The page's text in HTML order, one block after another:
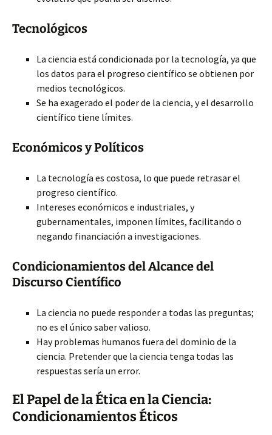
Tecnológicos
La ciencia está condicionada por la tecnología, ya que
los datos para el progreso científico se obtienen por
medios tecnológicos.
Se ha exagerado el poder de la ciencia, y el desarrollo
científico tiene límites.
Económicos y Políticos
La tecnología es costosa, lo que puede retrasar el
progreso científico.
Intereses económicos e industriales, y
gubernamentales, imponen límites, facilitando o
negando financiación a investigaciones.
Condicionamientos del Alcance del
Discurso Científico
La ciencia no puede responder a todas las preguntas;
no es el único saber valioso.
Hay problemas humanos fuera del dominio de la
ciencia. Pretender que la ciencia tenga todas las
respuestas sería un error.
El Papel de la Ética en la Ciencia:
Condicionamientos Éticos